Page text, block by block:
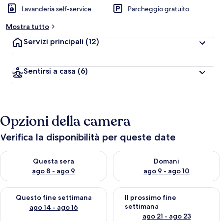
Lavanderia self-service
Parcheggio gratuito
Mostra tutto
Servizi principali (12)
Sentirsi a casa (6)
Opzioni della camera
Verifica la disponibilità per queste date
Questa sera
ago 8 - ago 9
Verifica la disponibilità per questa sera, ago 8 - ago 9
Domani
ago 9 - ago 10
Verifica la disponibilità per
Questo fine settimana
ago 14 - ago 16
Verifica la disponibilità per questo fine settimana, ago 14 -
Il prossimo fine
settimana
ago 21 - ago 23
Verifica la disponibilità per il